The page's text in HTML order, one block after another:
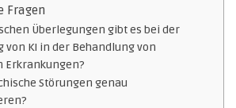
Fragen
Überlegungen gibt es bei der
von KI in der Behandlung von
Erkrankungen?
Störungen genau